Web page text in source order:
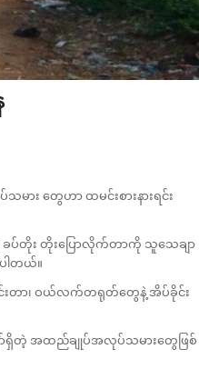
း တွေဟာ ထမင်းစားနားရင်း
ခပ်တိုး တိုးပြောလိုက်တာကို သူသေချာ
ါတယ်။
တာ၊ ဝယ်လက်တရုတ်တွေနဲ့ အိပ်ခိုင်း
ရှိတဲ့ အထည်ချုပ်အလုပ်သမားတွေဖြစ်